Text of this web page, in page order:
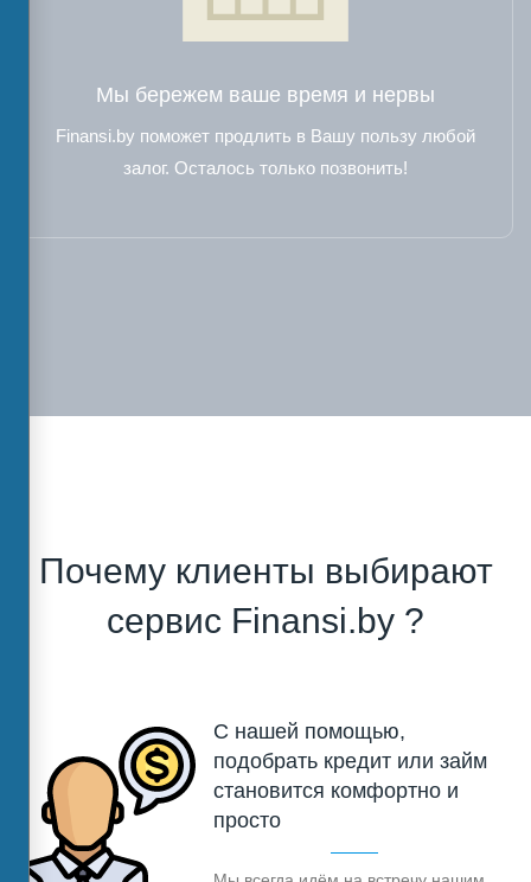
Мы бережем ваше время и нервы
Finansi.by поможет продлить в Вашу пользу любой
залог. Осталось только позвонить!
Почему клиенты выбирают
сервис Finansi.by ?
С нашей помощью,
подобрать кредит или займ
становится комфортно и
просто